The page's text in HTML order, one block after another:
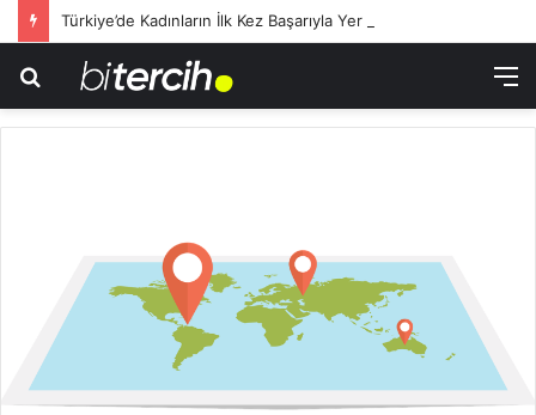
Türkiye’de Kadınların İlk Kez Başarıyla Yer Aldığı Sektörler
Arama
yap